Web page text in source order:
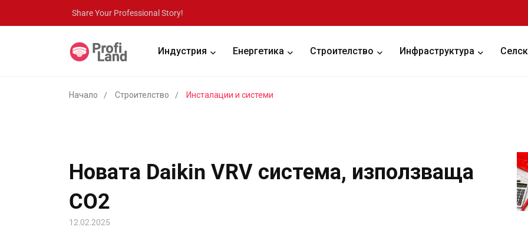
Share Your Professional Story!
Индустрия Енергетика Строителство Инфраструктура
Начало Строителство Инсталации и системи
Новата Daikin VRV система, използваща
CO2
12.02.2025